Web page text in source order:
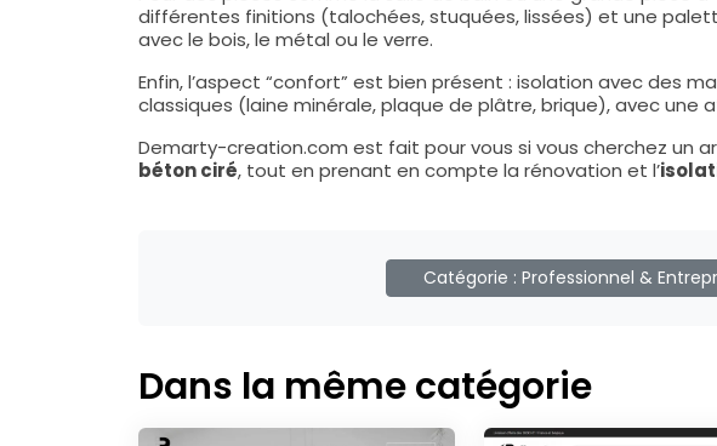
différentes finitions (talochées, stuquées, lissées) et une
avec le bois, le métal ou le verre.
Enfin, l’aspect “confort” est bien présent : isolation avec des
classiques (laine minérale, plaque de plâtre, brique), avec
Demarty-creation.com est fait pour vous si vous cherchez un
béton ciré, tout en prenant en compte la rénovation et l’
Catégorie : Professionnel &
Dans la même catégorie